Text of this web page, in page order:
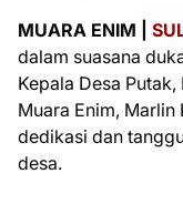
MUARA ENIM |
dalam suasana
Kepala Desa
Muara Enim, Marlin
dedikasi dan
desa.